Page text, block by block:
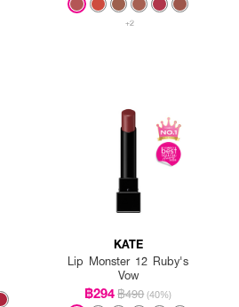
+2
KATE
Lip Monster 12 Ruby's
Vow
฿294฿490 (40%)